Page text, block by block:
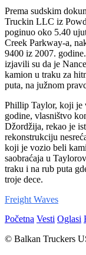
Prema sudskim
Truckin LLC iz
poginuo oko 5.40
Creek Parkway-a,
9400 iz 2007.
izjavili su da je
kamion u traku za
puta, na južnom
Phillip Taylor, koji je
godine, vlasništvo
Džordžija, rekao je
rekonstrukciju
koji je vozio beli
saobraćaja u
traku i na rub puta
troje dece.
Freight Waves
Početna Vesti Oglasi
© Balkan Truckers